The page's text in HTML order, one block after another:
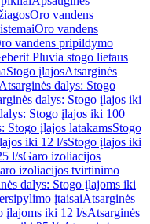
Oro vandens
Oro vandens
vandens pripildymo
Pluvia stogo lietaus
Stogo įlajosAtsarginės
Atsarginės dalys: Stogo
dalys: Stogo įlajos iki
Stogo įlajos iki 100
Stogo įlajos latakamsStogo
iki 12 l/sStogo įlajos iki
l/sGaro izoliacijos
izoliacijos tvirtinimo
dalys: Stogo įlajoms iki
įtaisaiAtsarginės
įlajoms iki 12 l/sAtsarginės